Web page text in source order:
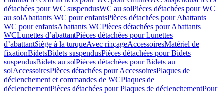
détachées pour WC suspendusWC au solPièces détachées pour WC
au solAbattants WC pour enfantsPièces détachées pour Abattants
WC pour enfantsAbattants WCPièces détachées pour Abattants
WCLunettes d’abattantPièces détachées pour Lunettes
d’abattantSiège à la turqueAvec rinçageAccessoiresMatériel de
fixationBidetsBidets suspendusPièces détachées pour Bidets
suspendusBidets au solPièces détachées pour Bidets au
solAccessoiresPièces détachées pour AccessoiresPlaques de
déclenchement et commandes de WCPlaques de
déclenchementPièces détachées pour Plaques de déclenchementPour